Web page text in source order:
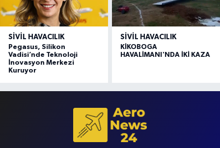
SIVIL HAVACILIK
Pegasus, Silikon
Vadisi’nde Teknoloji
İnovasyon Merkezi
Kuruyor
SIVIL HAVACILIK
KİKOBOGA
HAVALİMANI'NDA İKİ KAZA